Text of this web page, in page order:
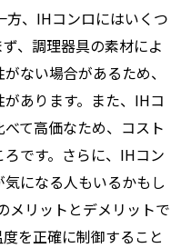
方、IHコンロにはいくつ
、調理器具の素材によ
ない場合があるため、
あります。また、IHコ
て高価なため、コスト
です。さらに、IHコン
になる人もいるかもし
メリットとデメリットで
を正確に制御すること